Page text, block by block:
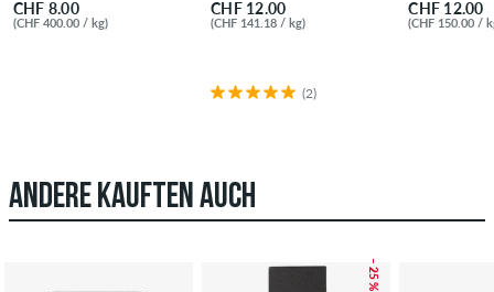
CHF 8.00
(CHF 400.00 / kg)
CHF 12.00
(CHF 141.18 / kg)
(2)
CHF 12.00
(CHF 150.00 /
ANDERE KAUFTEN AUCH
– 25 %